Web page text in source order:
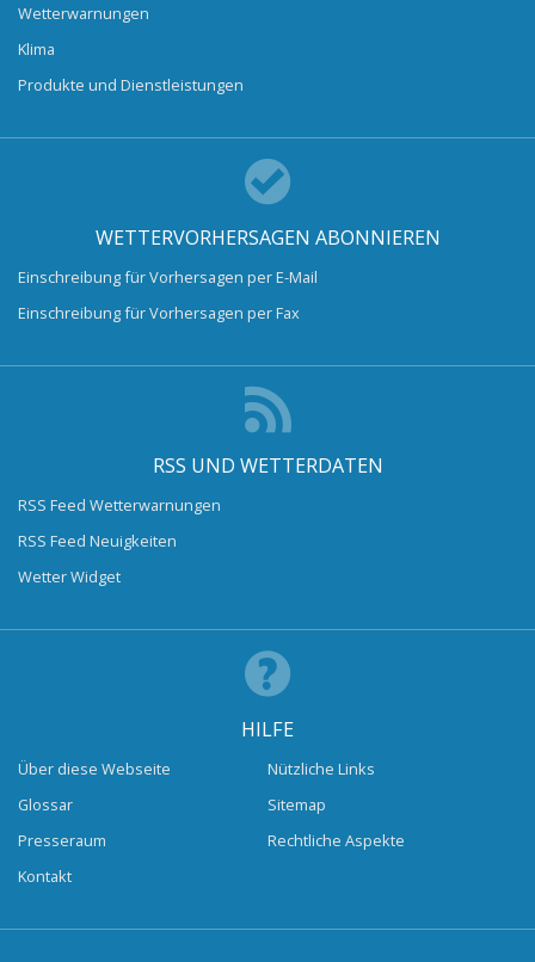
Wetterwarnungen
Klima
Produkte und Dienstleistungen
WETTERVORHERSAGEN ABONNIEREN
Einschreibung für Vorhersagen per E-Mail
Einschreibung für Vorhersagen per Fax
RSS UND WETTERDATEN
RSS Feed Wetterwarnungen
RSS Feed Neuigkeiten
Wetter Widget
HILFE
Über diese Webseite
Glossar
Presseraum
Kontakt
Nützliche Links
Sitemap
Rechtliche Aspekte